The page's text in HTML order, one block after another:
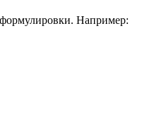
Например: